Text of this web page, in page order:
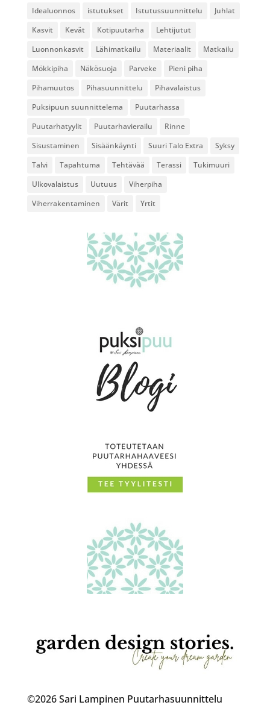
Idealuonnos
istutukset Istutussuunnittelu
Juhlat
Kasvit
Kevät Kotipuutarha
Lehtijutut
Luonnonkasvit
Lähimatkailu Materiaalit
Matkailu
Mökkipiha
Näkösuoja Parveke
Pieni piha
Pihamuutos
Pihasuunnittelu
Pihavalaistus
Puksipuun suunnittelema
Puutarhassa
Puutarhatyylit
Puutarhavierailu
Rinne
Sisustaminen
Sisäänkäynti Suuri Talo Extra
Syksy
Talvi
Tapahtuma Tehtävää Terassi
Tukimuuri
Ulkovalaistus
Uutuus
Viherpiha
Viherrakentaminen
Värit Yrtit
©2026 Sari Lampinen Puutarhasuunnittelu